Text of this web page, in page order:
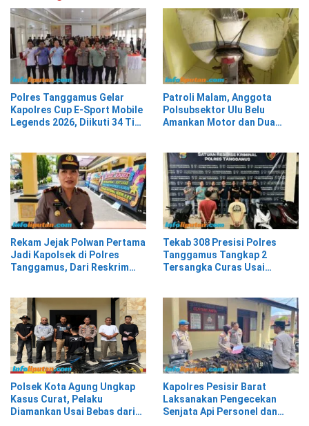
Polres Tanggamus Gelar
Kapolres Cup E-Sport Mobile
Legends 2026, Diikuti 34 Tim
Patroli Malam, Anggota
Polsubsektor Ulu Belu
Amankan Motor dan Dua
Rekam Jejak Polwan Pertama
Jadi Kapolsek di Polres
Tanggamus, Dari Reskrim
Tekab 308 Presisi Polres
Tanggamus Tangkap 2
Tersangka Curas Usai
Polsek Kota Agung Ungkap
Kasus Curat, Pelaku
Diamankan Usai Bebas dari
Kapolres Pesisir Barat
Laksanakan Pengecekan
Senjata Api Personel dan